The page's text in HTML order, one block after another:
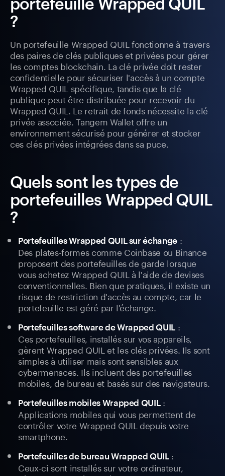
?
Un portefeuille Wrapped QUIL fonctionne à travers
des paires de clés publiques et privées pour gérer
les comptes blockchain. La clé privée doit rester
confidentielle pour sécuriser l'accès à un compte
Wrapped QUIL spécifique, tandis que la clé
publique peut être distribuée pour recevoir du
Wrapped QUIL. Le retrait de fonds nécessite la clé
privée associée. Tangem Wallet offre un
environnement sécurisé pour générer et stocker
ces clés privées intégrées dans sa puce.
Quels sont les types de
portefeuilles Wrapped QUIL
?
Portefeuilles Wrapped QUIL sur échange :
Des plates-formes comme Coinbase ou Binance
proposent des portefeuilles de garde lorsque
vous achetez Wrapped QUIL à l'aide de devises
conventionnelles. Bien que pratiques, il existe un
risque de restriction d'accès au compte, car le
portefeuille est géré par l'échange.
Portefeuilles software de Wrapped QUIL :
Ces portefeuilles, installés sur vos appareils,
gèrent Wrapped QUIL et les clés privées. Ils sont
simples à utiliser mais sont sensibles aux
cybermenaces. Ils incluent des portefeuilles
mobiles, de bureau et basés sur des navigateurs.
Portefeuilles mobiles Wrapped QUIL:
Applications mobiles qui vous permettent de
contrôler votre Wrapped QUIL depuis votre
smartphone.
Portefeuilles de bureau Wrapped QUIL:
Ceux-ci sont installés sur votre ordinateur,